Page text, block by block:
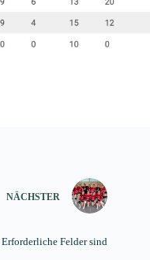
NÄCHSTER
Erforderliche Felder sind